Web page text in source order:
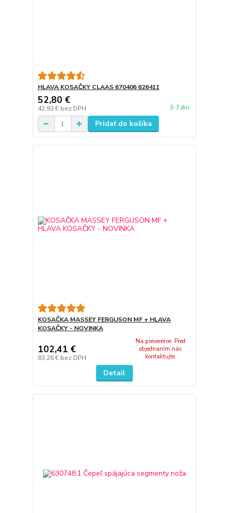
HLAVA KOSAČKY CLAAS 670406 626411
52,80 €
42,93 € bez DPH 3-7 dni
Pridať do košíka
KOSAČKA MASSEY FERGUSON MF + HLAVA
KOSAČKY - NOVINKA
102,41 €
83,26 € bez DPH
Na preverenie. Pred
objednaním nás
kontaktujte.
Detail